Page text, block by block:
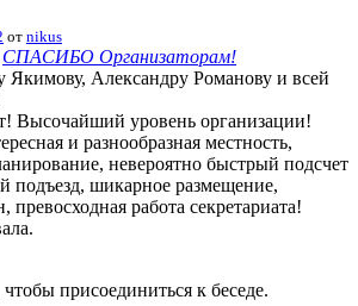
от nikus
СПАСИБО Организаторам!
Якимову, Александру Романову и всей
Высочайший уровень организации!
и разнообразная местность,
невероятно быстрый подсчет
подъезд, шикарное размещение,
работа секретариата!
чтобы присоединиться к беседе.